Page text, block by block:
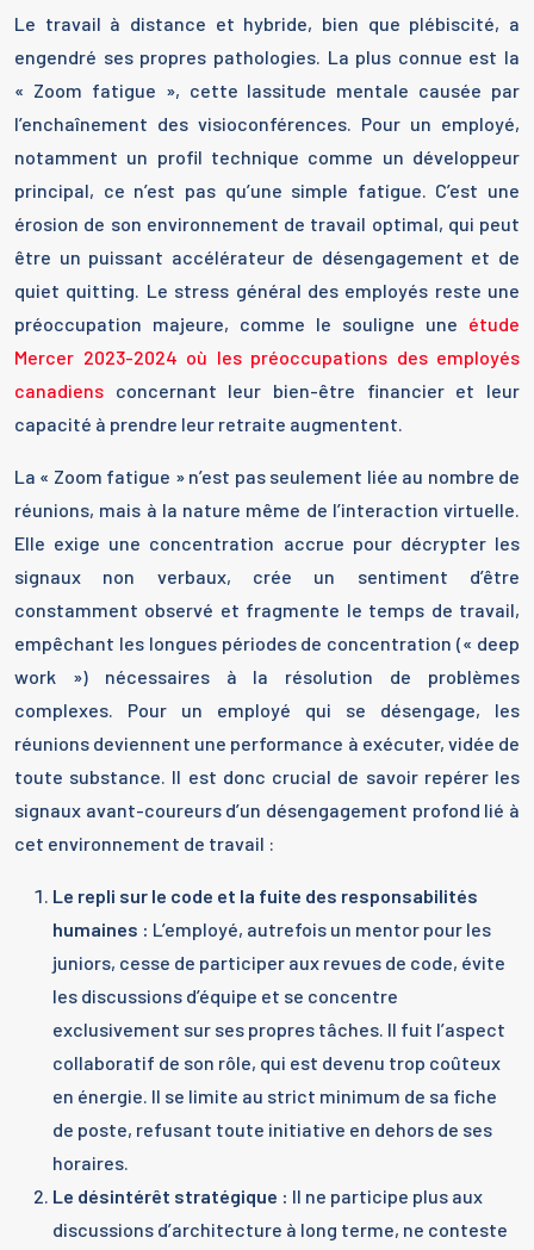
Le travail à distance et hybride, bien que plébiscité, a
engendré ses propres pathologies. La plus connue est la
« Zoom fatigue », cette lassitude mentale causée par
l’enchaînement des visioconférences. Pour un employé,
notamment un profil technique comme un développeur
principal, ce n’est pas qu’une simple fatigue. C’est une
érosion de son environnement de travail optimal, qui peut
être un puissant accélérateur de désengagement et de
quiet quitting. Le stress général des employés reste une
préoccupation majeure, comme le souligne une étude
Mercer 2023-2024 où les préoccupations des employés
canadiens concernant leur bien-être financier et leur
capacité à prendre leur retraite augmentent.
La « Zoom fatigue » n’est pas seulement liée au nombre de
réunions, mais à la nature même de l’interaction virtuelle.
Elle exige une concentration accrue pour décrypter les
signaux non verbaux, crée un sentiment d’être
constamment observé et fragmente le temps de travail,
empêchant les longues périodes de concentration (« deep
work ») nécessaires à la résolution de problèmes
complexes. Pour un employé qui se désengage, les
réunions deviennent une performance à exécuter, vidée de
toute substance. Il est donc crucial de savoir repérer les
signaux avant-coureurs d’un désengagement profond lié à
cet environnement de travail :
Le repli sur le code et la fuite des responsabilités
humaines : L’employé, autrefois un mentor pour les
juniors, cesse de participer aux revues de code, évite
les discussions d’équipe et se concentre
exclusivement sur ses propres tâches. Il fuit l’aspect
collaboratif de son rôle, qui est devenu trop coûteux
en énergie. Il se limite au strict minimum de sa fiche
de poste, refusant toute initiative en dehors de ses
horaires.
Le désintérêt stratégique : Il ne participe plus aux
discussions d’architecture à long terme, ne conteste